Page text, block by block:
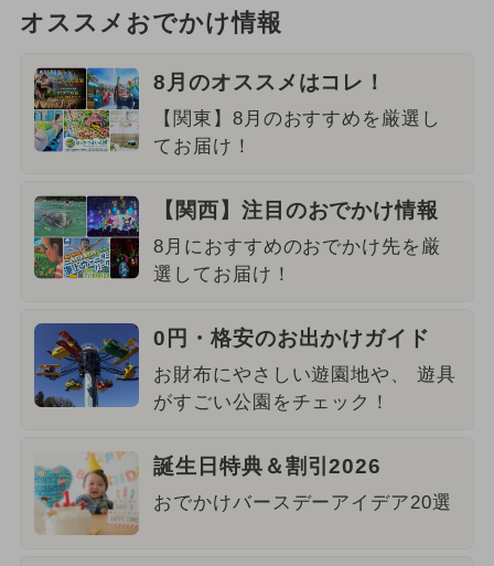
オススメおでかけ情報
8月のオススメはコレ！
【関東】8月のおすすめを厳選し
てお届け！
【関西】注目のおでかけ情報
8月におすすめのおでかけ先を厳
選してお届け！
0円・格安のお出かけガイド
お財布にやさしい遊園地や、 遊具
がすごい公園をチェック！
誕生日特典＆割引2026
おでかけバースデーアイデア20選